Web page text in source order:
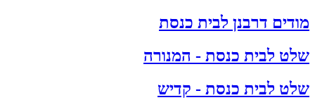
מודים דרבנן לבית כנסת
שלט לבית כנסת - המנורה
שלט לבית כנסת - קדיש